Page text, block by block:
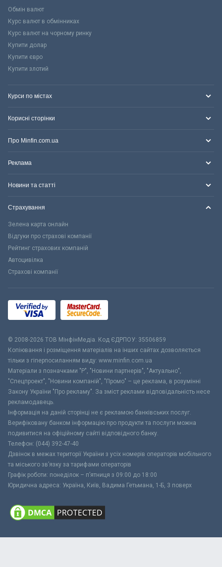
Обмін валют
Курс валют в обмінниках
Курс валют на чорному ринку
Купити долар
Купити євро
Купити злотий
Курси по містах
Корисні сторінки
Про Minfin.com.ua
Реклама
Новини та статті
Страхування
Зелена карта онлайн
Відгуки про страхові компанії
Рейтинг страхових компаній
Автоцивілка
Страхові компанії
© 2008-2026 ТОВ МiнфiнМедiа. Код ЄДРПОУ: 35506859
Копіювання і розміщення матеріалів на інших сайтах дозволяється
тільки з гіперпосиланням виду: www.minfin.com.ua
Матеріали з позначками "Р", "Новини партнерів", "Актуально",
"Спецпроект", "Новини компаній", "Промо" – це реклама, в розумінні
Закону України "Про рекламу". За зміст реклами відповідальність несе
рекламодавець.
Інформація на даній сторінці не є рекламою банківських послуг.
Верифіковану банком інформацію про продукти та послуги можна
подивитися на офіційному сайті відповідного банку.
Телефон: (044) 392-47-40
Дзвінок в межах території України з усіх номерів операторів мобільного
та міського зв’язку за тарифами операторів
Графік роботи: понеділок – п’ятниця з 09:00 до 18:00
Юридична адреса: Україна, Київ, Вадима Гетьмана, 1-Б, 3 поверх